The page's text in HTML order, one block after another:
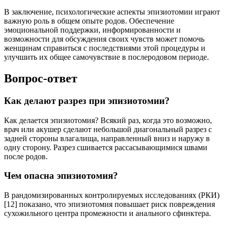
В заключение, психологические аспекты эпизиотомии играют
важную роль в общем опыте родов. Обеспечение
эмоциональной поддержки, информированности и
возможности для обсуждения своих чувств может помочь
женщинам справиться с последствиями этой процедуры и
улучшить их общее самочувствие в послеродовом периоде.
Вопрос-ответ
Как делают разрез при эпизиотомии?
Как делается эпизиотомия? Всякий раз, когда это возможно,
врач или акушер сделают небольшой диагональный разрез с
задней стороны влагалища, направленный вниз и наружу в
одну сторону. Разрез сшивается рассасывающимися швами
после родов.
Чем опасна эпизиотомия?
В рандомизированных контролируемых исследованиях (РКИ)
[12] показано, что эпизиотомия повышает риск повреждения
сухожильного центра промежности и анального сфинктера.